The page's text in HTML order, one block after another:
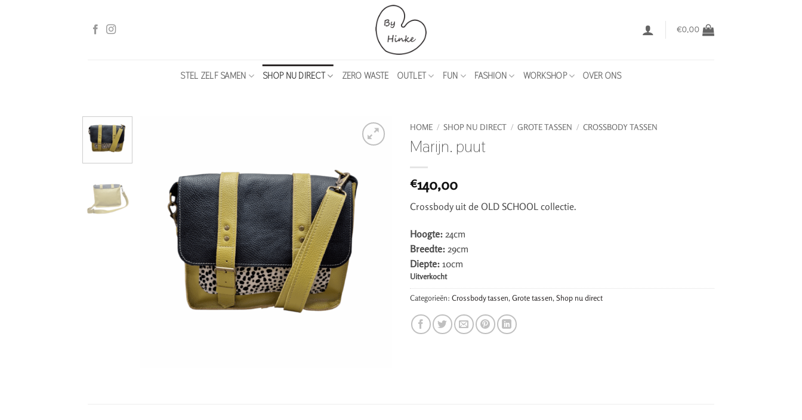
€0,00
STEL ZELF SAMEN SHOP NU DIRECT ZERO WASTE OUTLET FUN FASHION WORKSHOP OVER ONS
HOME / SHOP NU DIRECT / GROTE TASSEN / CROSSBODY TASSEN
Marijn. puut
€140,00
Crossbody uit de OLD SCHOOL collectie.
Hoogte: 24cm
Breedte: 29cm
Diepte: 10cm
Uitverkocht
Categorieën: Crossbody tassen,Grote tassen,Shop nu direct